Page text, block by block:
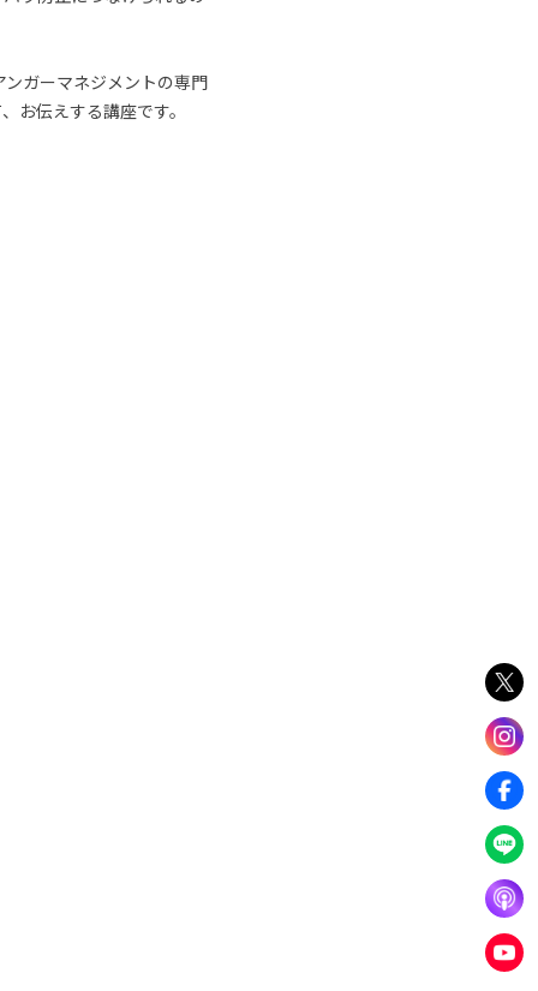
ガーマネジメントの専門
お伝えする講座です。